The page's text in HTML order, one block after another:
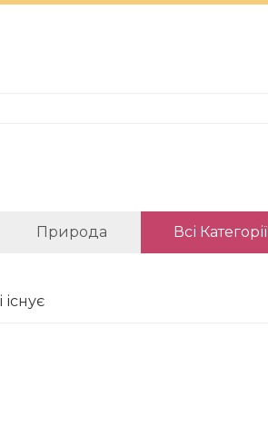
Природа Всі Категорії